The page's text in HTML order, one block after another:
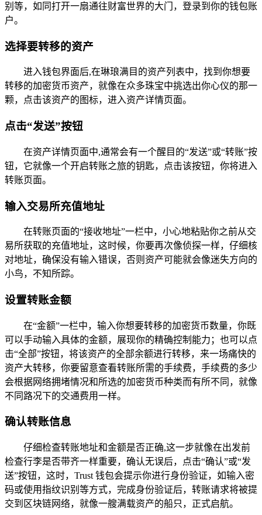
别等，如同打开一扇通往财富世界的大门，登录到你的钱包账
户。
选择要转移的资产
进入钱包界面后,在琳琅满目的资产列表中，找到你想要
转移的加密货币资产，就像在众多珠宝中挑选出你心仪的那一
颗，点击该资产的图标，进入资产详情页面。
点击“发送”按钮
在资产详情页面中,通常会有一个醒目的“发送”或“转账”按
钮，它就像一个开启转账之旅的钥匙，点击该按钮，你将进入
转账页面。
输入交易所充值地址
在转账页面的“接收地址”一栏中，小心地粘贴你之前从交
易所获取的充值地址，这时候，你要再次像侦探一样，仔细核
对地址，确保没有输入错误，否则资产可能就会像迷失方向的
小鸟，不知所踪。
设置转账金额
在“金额”一栏中，输入你想要转移的加密货币数量，你既
可以手动输入具体的金额，展现你的精确控制能力；也可以点
击“全部”按钮，将该资产的全部余额进行转移，来一场痛快的
资产大转移，你要留意查看转账所需的手续费，手续费的多少
会根据网络拥堵情况和所选的加密货币种类而有所不同，就像
不同路况下的交通费用一样。
确认转账信息
仔细检查转账地址和金额是否正确,这一步就像在出发前
检查行李是否带齐一样重要，确认无误后，点击“确认”或“发
送”按钮，这时，Trust 钱包会提示你进行身份验证，如输入密
码或使用指纹识别等方式，完成身份验证后，转账请求将被提
交到区块链网络，就像一艘满载资产的船只，正式启航。